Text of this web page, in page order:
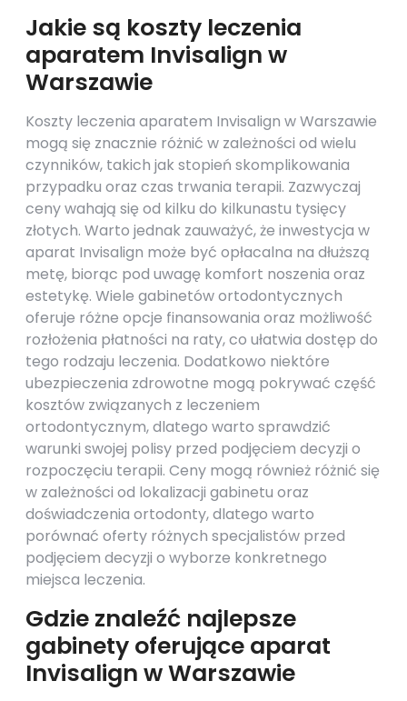
Jakie są koszty leczenia
aparatem Invisalign w
Warszawie
Koszty leczenia aparatem Invisalign w Warszawie
mogą się znacznie różnić w zależności od wielu
czynników, takich jak stopień skomplikowania
przypadku oraz czas trwania terapii. Zazwyczaj
ceny wahają się od kilku do kilkunastu tysięcy
złotych. Warto jednak zauważyć, że inwestycja w
aparat Invisalign może być opłacalna na dłuższą
metę, biorąc pod uwagę komfort noszenia oraz
estetykę. Wiele gabinetów ortodontycznych
oferuje różne opcje finansowania oraz możliwość
rozłożenia płatności na raty, co ułatwia dostęp do
tego rodzaju leczenia. Dodatkowo niektóre
ubezpieczenia zdrowotne mogą pokrywać część
kosztów związanych z leczeniem
ortodontycznym, dlatego warto sprawdzić
warunki swojej polisy przed podjęciem decyzji o
rozpoczęciu terapii. Ceny mogą również różnić się
w zależności od lokalizacji gabinetu oraz
doświadczenia ortodonty, dlatego warto
porównać oferty różnych specjalistów przed
podjęciem decyzji o wyborze konkretnego
miejsca leczenia.
Gdzie znaleźć najlepsze
gabinety oferujące aparat
Invisalign w Warszawie